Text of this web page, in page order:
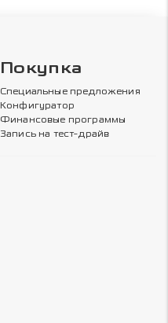
Покупка
Специальные предложения
Конфигуратор
Финансовые программы
Запись на тест-драйв